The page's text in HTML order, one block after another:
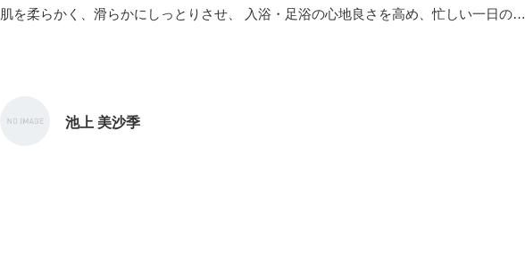
肌を柔らかく、滑らかにしっとりさせ、 入浴・足浴の心地良さを高め、忙しい一日の疲
池上 美沙季